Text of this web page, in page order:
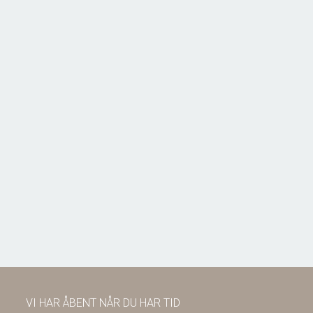
1.295.000 kr.
VI HAR ÅBENT NÅR DU HAR TID